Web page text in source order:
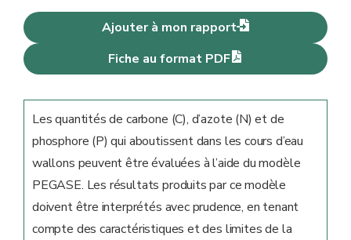
Ajouter à mon rapport
Fiche au format PDF
Les quantités de carbone (C), d’azote (N) et de
phosphore (P) qui aboutissent dans les cours d’eau
wallons peuvent être évaluées à l’aide du modèle
PEGASE. Les résultats produits par ce modèle
doivent être interprétés avec prudence, en tenant
compte des caractéristiques et des limites de la